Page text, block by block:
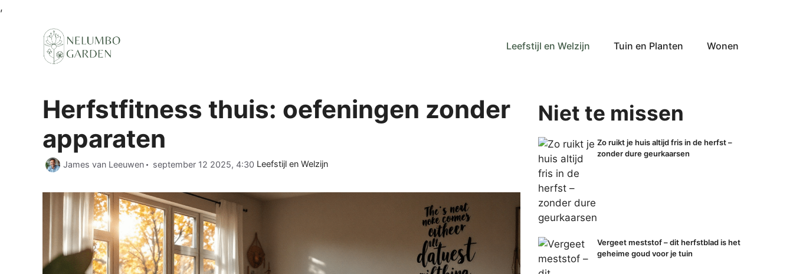
,
Leefstijl en Welzijn Tuin en Planten Wonen
Herfstfitness thuis: oefeningen zonder
apparaten
James van Leeuwen september 12 2025, 4:30 Categorieën
Leefstijl en Welzijn
Niet te missen
Zo ruikt je huis altijd fris in de herfst –
zonder dure geurkaarsen
Vergeet meststof – dit herfstblad is het
geheime goud voor je tuin